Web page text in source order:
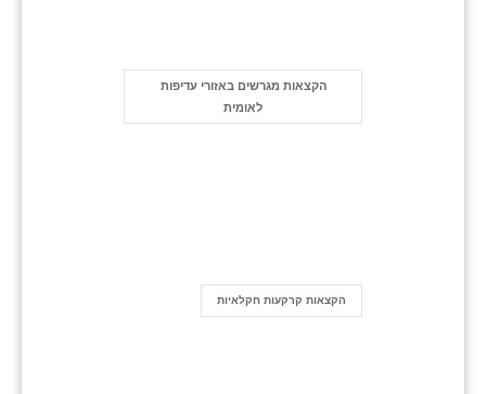
הקצאות מגרשים באזורי עדיפות
לאומית
הקצאות קרקעות חקלאיות